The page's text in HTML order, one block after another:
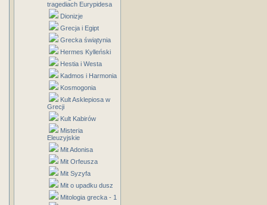
tragediach Eurypidesa
Dionizje
Grecja i Egipt
Grecka świątynia
Hermes Kylleński
Hestia i Westa
Kadmos i Harmonia
Kosmogonia
Kult Asklepiosa w
Grecji
Kult Kabirów
Misteria
Eleuzyjskie
Mit Adonisa
Mit Orfeusza
Mit Syzyfa
Mit o upadku dusz
Mitologia grecka - 1